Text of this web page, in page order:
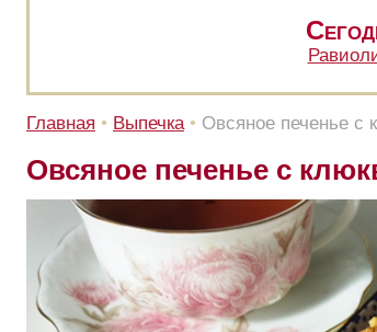
Главная • Выпечка • Овсяное печенье с
Овсяное печенье с